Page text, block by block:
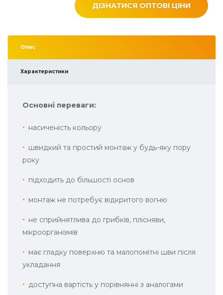
ДІЗНАТИСЯ ОПТОВІ ЦІНИ
Опис
Характеристики
Основні переваги:
насиченість кольору
швидкий та простий монтаж у будь-яку пору
року
підходить до більшості основ
монтаж не потребує відкритого вогню
не сприйнятлива до грибків, плісняви,
мікроорганізмів
має гладку поверхню та малопомітні шви після
укладання
доступна вартість у порівнянні з аналогами